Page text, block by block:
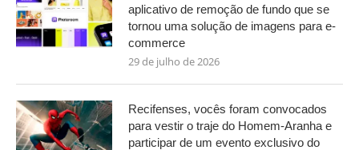
aplicativo de remoção de fundo que se
tornou uma solução de imagens para e-
commerce
29 de julho de 2026
Recifenses, vocês foram convocados
para vestir o traje do Homem-Aranha e
participar de um evento exclusivo do